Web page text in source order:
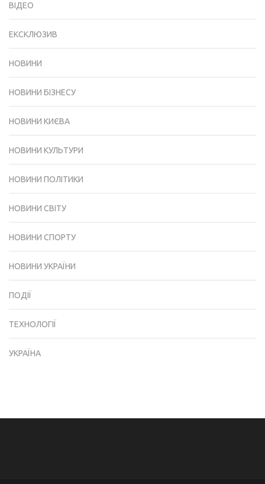
ВІДЕО
ЕКСКЛЮЗИВ
НОВИНИ
НОВИНИ БІЗНЕСУ
НОВИНИ КИЄВА
НОВИНИ КУЛЬТУРИ
НОВИНИ ПОЛІТИКИ
НОВИНИ СВІТУ
НОВИНИ СПОРТУ
НОВИНИ УКРАЇНИ
ПОДІЇ
ТЕХНОЛОГІЇ
УКРАЇНА